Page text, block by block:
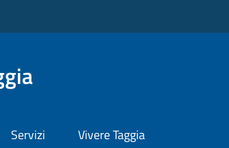
Servizi Vivere Taggia